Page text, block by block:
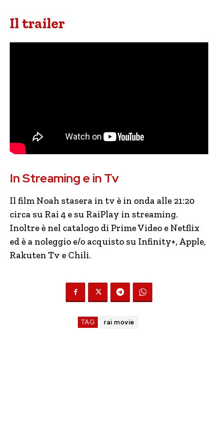
Il trailer
In Streaming e in Tv
Il film Noah stasera in tv è in onda alle 21:20
circa su Rai 4 e su RaiPlay in streaming.
Inoltre è nel catalogo di Prime Video e Netflix
ed è a noleggio e/o acquisto su Infinity+, Apple,
Rakuten Tv e Chili.
TAG rai movie